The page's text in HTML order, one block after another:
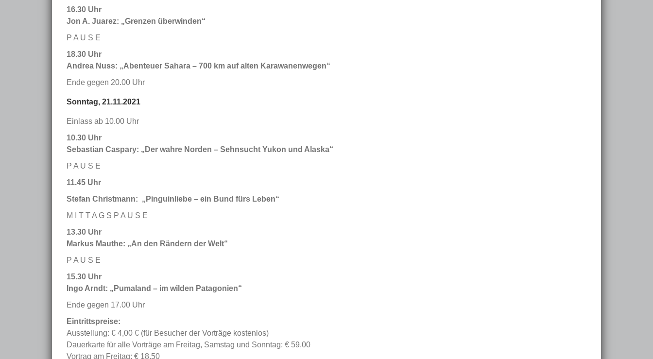
16.30 Uhr
Jon A. Juarez: „Grenzen überwinden“
P A U S E
18.30 Uhr
Andrea Nuss: „Abenteuer Sahara – 700 km auf alten Karawanenwegen“
Ende gegen 20.00 Uhr
Sonntag, 21.11.2021
Einlass ab 10.00 Uhr
10.30 Uhr
Sebastian Caspary: „Der wahre Norden – Sehnsucht Yukon und Alaska“
P A U S E
11.45 Uhr
Stefan Christmann: „Pinguinliebe – ein Bund fürs Leben“
M I T T A G S P A U S E
13.30 Uhr
Markus Mauthe: „An den Rändern der Welt“
P A U S E
15.30 Uhr
Ingo Arndt: „Pumaland – im wilden Patagonien“
Ende gegen 17.00 Uhr
Eintrittspreise:
Ausstellung: € 4,00 € (für Besucher der Vorträge kostenlos)
Dauerkarte für alle Vorträge am Freitag, Samstag und Sonntag: € 59,00
Vortrag am Freitag: € 18,50